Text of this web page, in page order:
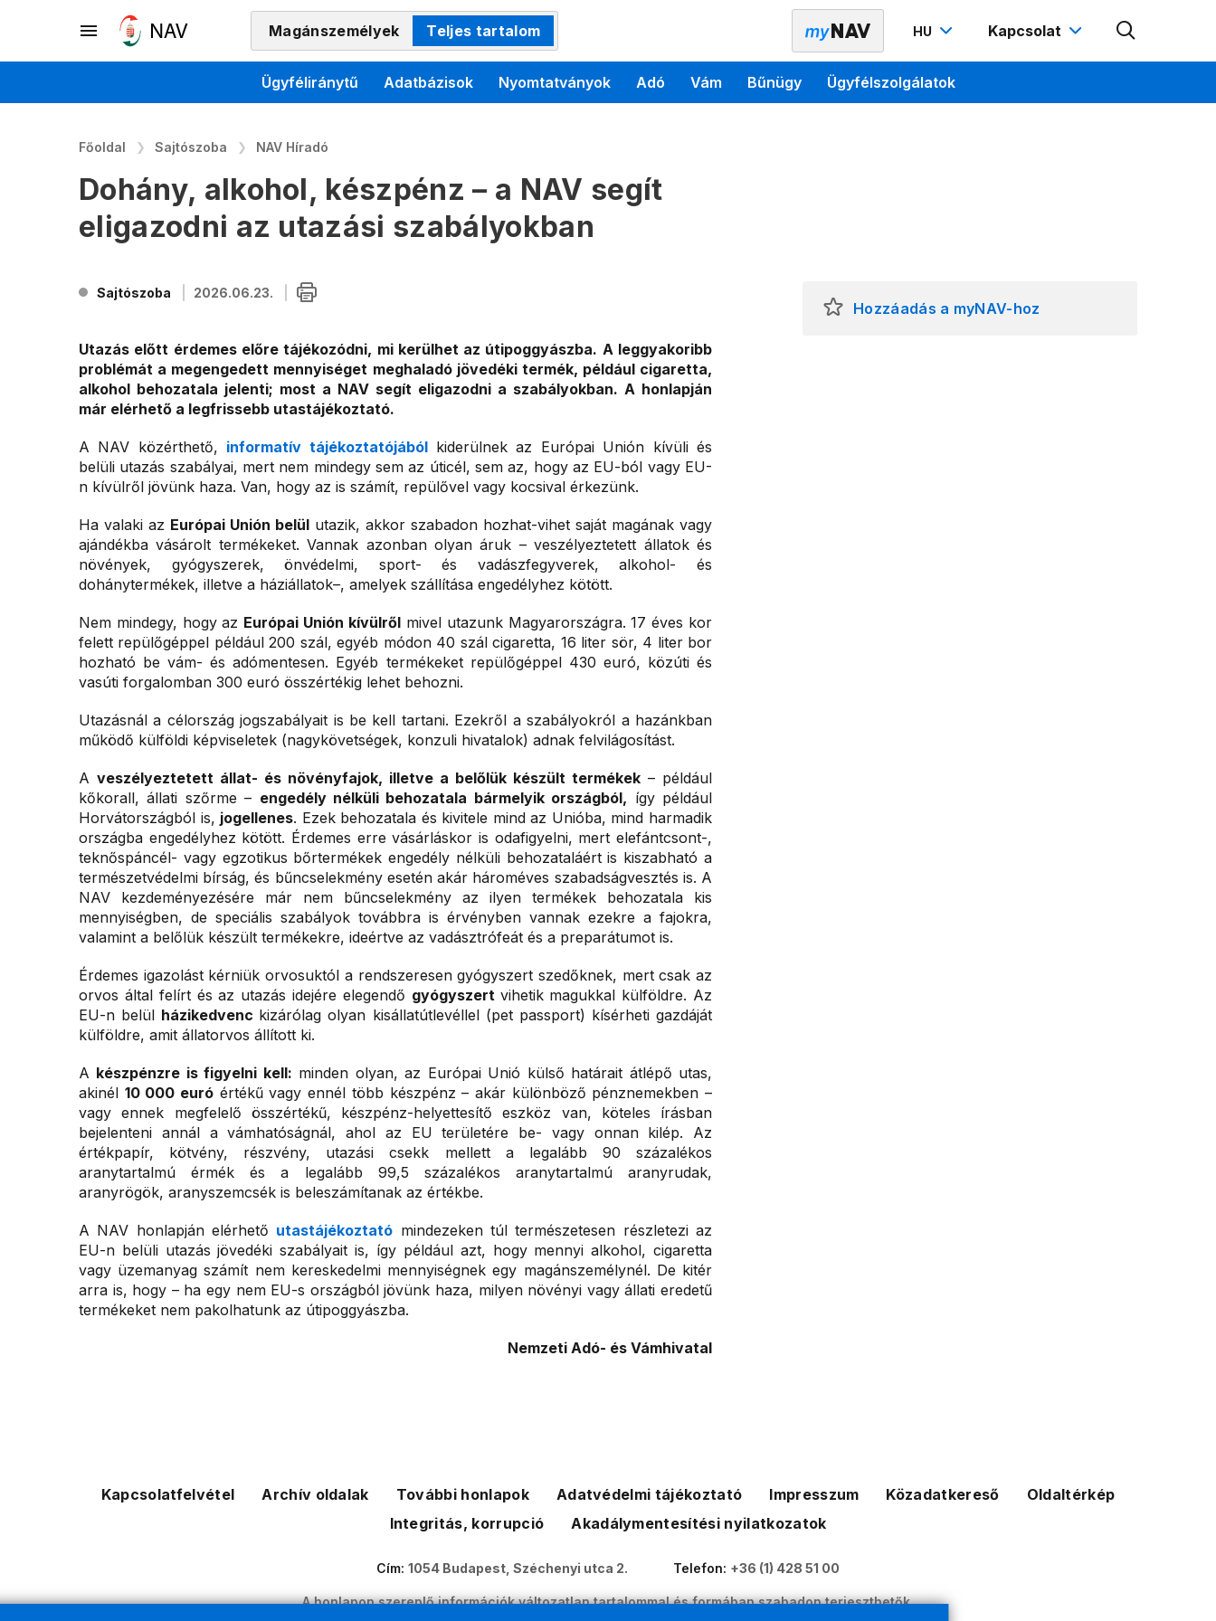
Magánszemélyek Teljes tartalom HU Kapcsolat
Ügyféliránytű Adatbázisok Nyomtatványok Adó Vám Bűnügy Ügyfélszolgálatok
Főoldal Sajtószoba NAV Híradó
Dohány, alkohol, készpénz – a NAV segít
eligazodni az utazási szabályokban
Sajtószoba 2026.06.23.
Utazás előtt érdemes előre tájékozódni, mi kerülhet az útipoggyászba. A leggyakoribb
problémát a megengedett mennyiséget meghaladó jövedéki termék, például cigaretta,
alkohol behozatala jelenti; most a NAV segít eligazodni a szabályokban. A honlapján
már elérhető a legfrissebb utastájékoztató.
A NAV közérthető, informatív tájékoztatójábólkiderülnek az Európai Unión kívüli és
belüli utazás szabályai, mert nem mindegy sem az úticél, sem az, hogy az EU-ból vagy EU-
n kívülről jövünk haza. Van, hogy az is számít, repülővel vagy kocsival érkezünk.
Ha valaki az Európai Unión belül utazik, akkor szabadon hozhat-vihet saját magának vagy
ajándékba vásárolt termékeket. Vannak azonban olyan áruk – veszélyeztetett állatok és
növények, gyógyszerek, önvédelmi, sport- és vadászfegyverek, alkohol- és
dohánytermékek, illetve a háziállatok–, amelyek szállítása engedélyhez kötött.
Nem mindegy, hogy az Európai Unión kívülről mivel utazunk Magyarországra. 17 éves kor
felett repülőgéppel például 200 szál, egyéb módon 40 szál cigaretta, 16 liter sör, 4 liter bor
hozható be vám- és adómentesen. Egyéb termékeket repülőgéppel 430 euró, közúti és
vasúti forgalomban 300 euró összértékig lehet behozni.
Utazásnál a célország jogszabályait is be kell tartani. Ezekről a szabályokról a hazánkban
működő külföldi képviseletek (nagykövetségek, konzuli hivatalok) adnak felvilágosítást.
A veszélyeztetett állat- és növényfajok, illetve a belőlük készült termékek – például
kőkorall, állati szőrme – engedély nélküli behozatala bármelyik országból, így például
Horvátországból is, jogellenes. Ezek behozatala és kivitele mind az Unióba, mind harmadik
országba engedélyhez kötött. Érdemes erre vásárláskor is odafigyelni, mert elefántcsont-,
teknőspáncél- vagy egzotikus bőrtermékek engedély nélküli behozataláért is kiszabható a
természetvédelmi bírság, és bűncselekmény esetén akár hároméves szabadságvesztés is. A
NAV kezdeményezésére már nem bűncselekmény az ilyen termékek behozatala kis
mennyiségben, de speciális szabályok továbbra is érvényben vannak ezekre a fajokra,
valamint a belőlük készült termékekre, ideértve az vadásztrófeát és a preparátumot is.
Érdemes igazolást kérniük orvosuktól a rendszeresen gyógyszert szedőknek, mert csak az
orvos által felírt és az utazás idejére elegendő gyógyszert vihetik magukkal külföldre. Az
EU-n belül házikedvenc kizárólag olyan kisállatútlevéllel (pet passport) kísérheti gazdáját
külföldre, amit állatorvos állított ki.
A készpénzre is figyelni kell: minden olyan, az Európai Unió külső határait átlépő utas,
akinél 10 000 euró értékű vagy ennél több készpénz – akár különböző pénznemekben –
vagy ennek megfelelő összértékű, készpénz-helyettesítő eszköz van, köteles írásban
bejelenteni annál a vámhatóságnál, ahol az EU területére be- vagy onnan kilép. Az
értékpapír, kötvény, részvény, utazási csekk mellett a legalább 90 százalékos
aranytartalmú érmék és a legalább 99,5 százalékos aranytartalmú aranyrudak,
aranyrögök, aranyszemcsék is beleszámítanak az értékbe.
A NAV honlapján elérhető utastájékoztató mindezeken túl természetesen részletezi az
EU-n belüli utazás jövedéki szabályait is, így például azt, hogy mennyi alkohol, cigaretta
vagy üzemanyag számít nem kereskedelmi mennyiségnek egy magánszemélynél. De kitér
arra is, hogy – ha egy nem EU-s országból jövünk haza, milyen növényi vagy állati eredetű
termékeket nem pakolhatunk az útipoggyászba.
Nemzeti Adó- és Vámhivatal
Hozzáadás a myNAV-hoz
Kapcsolatfelvétel Archív oldalak További honlapok Adatvédelmi tájékoztató Impresszum Közadatkereső
Oldaltérkép
Integritás, korrupció
Akadálymentesítési nyilatkozatok
Cím: 1054 Budapest, Széchenyi utca 2. Telefon: +36 (1) 428 51 00
A honlapon szereplő információk változatlan tartalommal és formában szabadon terjeszthetők.